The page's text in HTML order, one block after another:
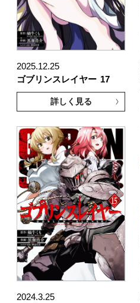
2025.12.25
ゴブリンスレイヤー 17
詳しく見る
2024.3.25